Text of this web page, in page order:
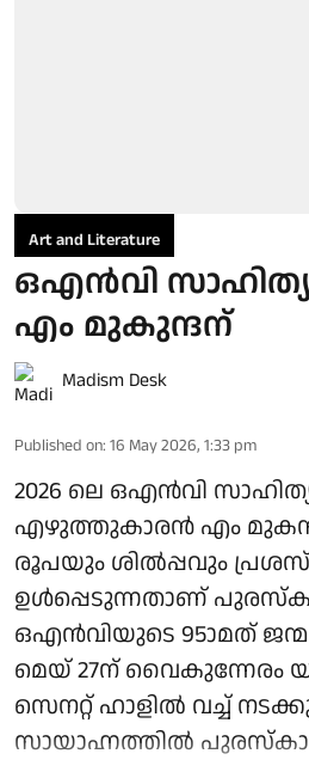
Art and Literature
ഒഎന്‍വി
എം മുകുന്ദന്
Madism Desk
Published on: 16 May 2026, 1:33 pm
2026 ലെ ഒഎന്‍വി
എഴുത്തുകാരന്‍ എം
രൂപയും ശില്‍പ്പവും
ഉള്‍പ്പെടുന്നതാണ്
ഒഎന്‍വിയുടെ 95ാമത്
മെയ് 27ന് വൈകുന്നേരം
സെനറ്റ് ഹാളില്‍ വച്ച്
സായാഹ്നത്തില്‍